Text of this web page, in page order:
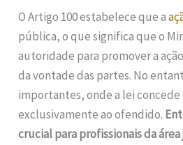
O Artigo 100 estabelece que a
pública, o que significa que o
autoridade para promover a
da vontade das partes. No
importantes, onde a lei
exclusivamente ao ofendido.
crucial para profissionais da